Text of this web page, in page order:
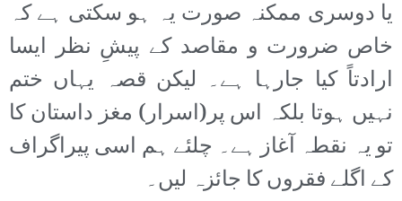
یا دوسری ممکنہ صورت یہ ہو سکتی ہے کہ
خاص ضرورت و مقاصد کے پیشِ نظر ایسا
ارادتاً کیا جارہا ہے۔ لیکن قصہ یہاں ختم
نہیں ہوتا بلکہ اس پر(اسرار) مغز داستان کا
تو یہ نقطہ آغاز ہے۔ چلئے ہم اسی پیراگراف
کے اگلے فقروں کا جائزہ لیں۔